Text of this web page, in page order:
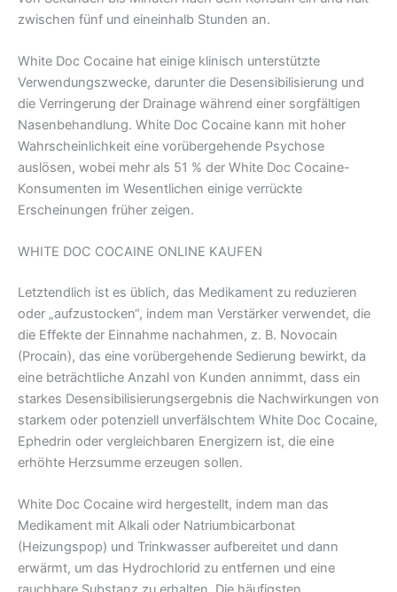
zwischen fünf und eineinhalb Stunden an.
White Doc Cocaine hat einige klinisch unterstützte
Verwendungszwecke, darunter die Desensibilisierung und
die Verringerung der Drainage während einer sorgfältigen
Nasenbehandlung. White Doc Cocaine kann mit hoher
Wahrscheinlichkeit eine vorübergehende Psychose
auslösen, wobei mehr als 51 % der White Doc Cocaine-
Konsumenten im Wesentlichen einige verrückte
Erscheinungen früher zeigen.
WHITE DOC COCAINE ONLINE KAUFEN
Letztendlich ist es üblich, das Medikament zu reduzieren
oder „aufzustocken“, indem man Verstärker verwendet, die
die Effekte der Einnahme nachahmen, z. B. Novocain
(Procain), das eine vorübergehende Sedierung bewirkt, da
eine beträchtliche Anzahl von Kunden annimmt, dass ein
starkes Desensibilisierungsergebnis die Nachwirkungen von
starkem oder potenziell unverfälschtem White Doc Cocaine,
Ephedrin oder vergleichbaren Energizern ist, die eine
erhöhte Herzsumme erzeugen sollen.
White Doc Cocaine wird hergestellt, indem man das
Medikament mit Alkali oder Natriumbicarbonat
(Heizungspop) und Trinkwasser aufbereitet und dann
erwärmt, um das Hydrochlorid zu entfernen und eine